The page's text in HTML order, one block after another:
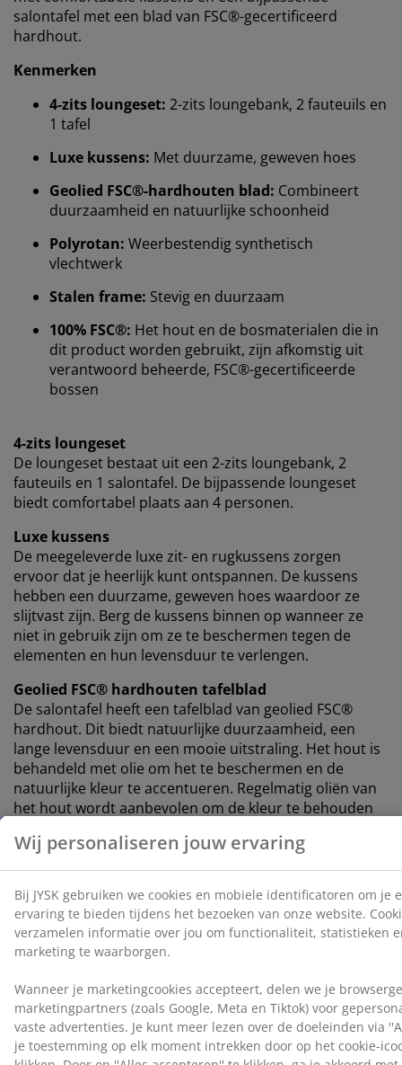
salontafel met een blad van FSC®-gecertificeerd
hardhout.
Kenmerken
4-zits loungeset: 2-zits loungebank, 2 fauteuils en
1 tafel
Luxe kussens: Met duurzame, geweven hoes
Geolied FSC®-hardhouten blad: Combineert
duurzaamheid en natuurlijke schoonheid
Polyrotan: Weerbestendig synthetisch
vlechtwerk
Stalen frame: Stevig en duurzaam
100% FSC®: Het hout en de bosmaterialen die in
dit product worden gebruikt, zijn afkomstig uit
verantwoord beheerde, FSC®-gecertificeerde
bossen
4-zits loungeset
De loungeset bestaat uit een 2-zits loungebank, 2
fauteuils en 1 salontafel. De bijpassende loungeset
biedt comfortabel plaats aan 4 personen.
Luxe kussens
De meegeleverde luxe zit- en rugkussens zorgen
ervoor dat je heerlijk kunt ontspannen. De kussens
hebben een duurzame, geweven hoes waardoor ze
slijtvast zijn. Berg de kussens binnen op wanneer ze
niet in gebruik zijn om ze te beschermen tegen de
elementen en hun levensduur te verlengen.
Geolied FSC® hardhouten tafelblad
De salontafel heeft een tafelblad van geolied FSC®
hardhout. Dit biedt natuurlijke duurzaamheid, een
lange levensduur en een mooie uitstraling. Het hout is
behandeld met olie om het te beschermen en de
natuurlijke kleur te accentueren. Regelmatig oliën van
het hout wordt aanbevolen om de kleur te behouden
dat een natuurlijke uitstraling heeft en onderhoudsvrij
is. Polyrotan is weerbestendig, wat betekent dat het
bestand is tegen blootstelling aan zon, vocht en
temperatuurschommelingen.
Stalen frame
Het gepoedercoate stalen frame is zowel stevig als
duurzaam. Het gewicht van een stalen frame zorgt
voor een goede stabiliteit.
Wij personaliseren jouw ervaring
Bij JYSK gebruiken we cookies en mobiele
identificatoren om je een goede ervaring te bieden
tijdens het bezoeken van onze website. Cookies
statistieken en relevante marketing te waarborgen.
Wanneer je marketingcookies accepteert, delen we je
browsergegevens met marketingpartners (zoals
doeleinden via ''Aanpassen'' en je toestemming op elk
moment intrekken door op het cookie-icoontje te
klikken. Door op ''Alles accepteren'' te klikken, ga je
akkoord met alle drie de doeleinden. Lees meer over
persoonsgegevens